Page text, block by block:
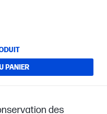
PANIER
des